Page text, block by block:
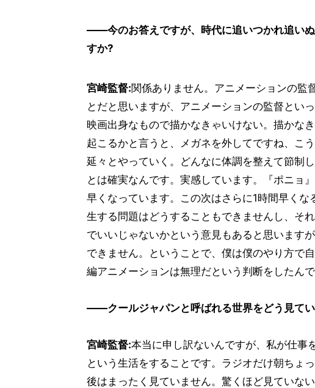
――今のお答えですが、時代に追いつかれ追い
すか?
宮崎監督:関係ありません。アニメーションの監
とだと思いますが、アニメーションの監督とい
映画出身なもので描かなきゃいけない。描かな
起こるかと言うと、メガネを外してですね、こ
延々とやっていく。どんなに体調を整えて節制
とは確実なんです。実感しています。『ポニョ
早くなっています。この次はさらに1時間早く
生する問題はどうすることもできませんし、そ
でいいじゃないかという意見もあると思います
できません。ということで、僕は僕のやり方で
編アニメーションは無理だという判断をしたんで
――クールジャパンと呼ばれる世界をどう見てい
宮崎監督:本当に申し訳ないんですが、私が仕事
という生活をすることです。ラジオだけ朝ちょ
後はまったく見ていません。驚くほど見ていな